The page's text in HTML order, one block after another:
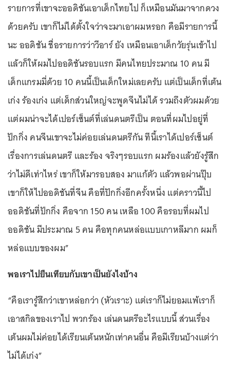
รายการที่เขาจะออดิชันเอาเด็กไทยไป ก็เหมือนมันมาจากดวง
ด้วยครับ เขาก็ไม่ได้ตั้งใจว่าจะมาเอาผมหรอก คือมีรายการนี้
นะ ออดิชัน ชื่อรายการว่าวีอาร์ ยัง เหมือนเอาเด็กวัยรุ่นเข้าไป
แล้วก็ให้ผมไปออดิชันรอบแรก มีคนไทยประมาณ 10 คน มี
เด็กแกรมมี่ด้วย 10 คนนี้เป็นเด็กใหม่เลยครับ แต่เป็นเด็กที่เต้น
เก่ง ร้องเก่ง แต่เด็กส่วนใหญ่จะพูดจีนไม่ได้ รวมถึงตัวผมด้วย
แต่ผมน่าจะได้เปอร์เซ็นต์ที่เล่นดนตรีเป็น ตอนที่ผมไปอยู่ที่
ปักกิ่ง คนจีนเขาจะไม่ค่อยเล่นดนตรีกัน ทีนี้เราได้เปอร์เซ็นต์
เรื่องการเล่นดนตรี และร้อง จริงๆรอบแรก ผมร้องแล้วยังรู้สึก
ว่าไม่ดีเท่าไหร่ เขาก็ให้มารอบสอง มาแก้ตัว แล้วพอผ่านปุ๊บ
เขาก็ให้ไปออดิชันที่จีน คือที่ปักกิ่งอีกครั้งหนึ่ง แต่คราวนี้ไป
ออดิชันที่ปักกิ่ง คือจาก 150 คน เหลือ 100 คือรอบที่ผมไป
ออดิชัน มีประมาณ 5 คน คือทุกคนหล่อแบบเกาหลีมาก ผมก็
หล่อแบบของผม”
พอเราไปยืนเทียบกับเขาเป็นยังไงบ้าง
“คือเรารู้สึกว่าเขาหล่อกว่า (หัวเราะ) แต่เราก็ไม่ยอมแพ้เราก็
เอาสกิลของเราไป พวกร้อง เล่นดนตรีอะไรแบบนี้ ส่วนเรื่อง
เต้นผมไม่ค่อยได้เรียนเต้นหนักเท่าคนอื่น คือมีเรียนบ้างแต่ว่า
ไม่ได้เก่ง”